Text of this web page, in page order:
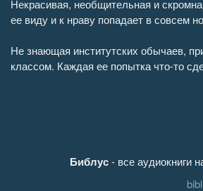
Некрасивая, необщительная и
ее виду и к нраву попадает в совсем
Не знающая институтских обычаев,
классом. Каждая ее попытка что-то
Библус- все аудиокниги